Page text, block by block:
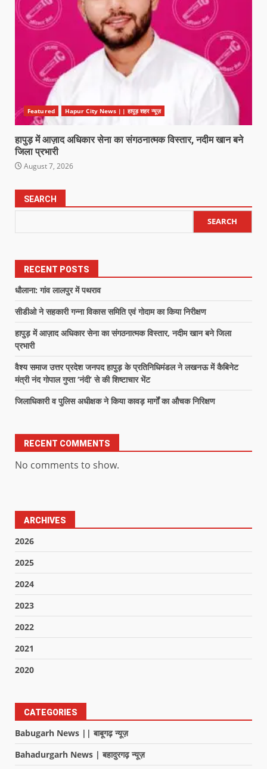
Featured Hapur City News || हापुड़ शहर न्यूज़
हापुड़ में आज़ाद अधिकार सेना का संगठनात्मक विस्तार, नदीम खान बने
जिला प्रभारी
August 7, 2026
SEARCH
SEARCH
RECENT POSTS
धौलाना: गांव लालपुर में पथराव
सीडीओ ने सहकारी गन्ना विकास समिति एवं गोदाम का किया निरीक्षण
हापुड़ में आज़ाद अधिकार सेना का संगठनात्मक विस्तार, नदीम खान बने जिला
प्रभारी
वैश्य समाज उत्तर प्रदेश जनपद हापुड़ के प्रतिनिधिमंडल ने लखनऊ में कैबिनेट
मंत्री नंद गोपाल गुप्ता ‘नंदी’ से की शिष्टाचार भेंट
जिलाधिकारी व पुलिस अधीक्षक ने किया कावड़ मार्गों का औचक निरिक्षण
RECENT COMMENTS
No comments to show.
ARCHIVES
2026
2025
2024
2023
2022
2021
2020
CATEGORIES
Babugarh News || बाबूगढ़ न्यूज़
Bahadurgarh News | बहादुरगढ़ न्यूज़